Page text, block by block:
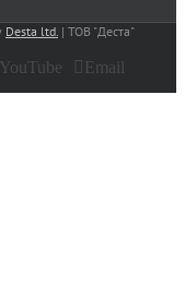
Desta ltd. | ТОВ "Деста"
YouTube Email